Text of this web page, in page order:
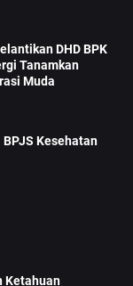
DHD BPK
Tanamkan
Muda
Kesehatan
Ketahuan